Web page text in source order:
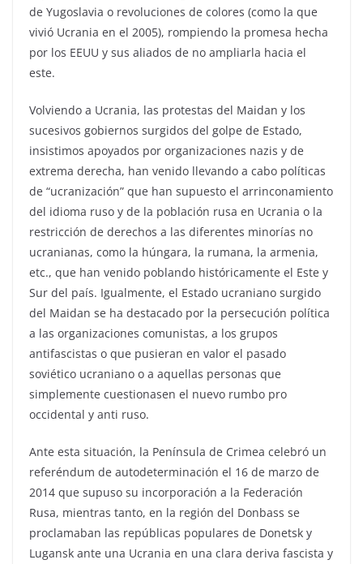
de Yugoslavia o revoluciones de colores (como la que
vivió Ucrania en el 2005), rompiendo la promesa hecha
por los EEUU y sus aliados de no ampliarla hacia el
este.
Volviendo a Ucrania, las protestas del Maidan y los
sucesivos gobiernos surgidos del golpe de Estado,
insistimos apoyados por organizaciones nazis y de
extrema derecha, han venido llevando a cabo políticas
de “ucranización” que han supuesto el arrinconamiento
del idioma ruso y de la población rusa en Ucrania o la
restricción de derechos a las diferentes minorías no
ucranianas, como la húngara, la rumana, la armenia,
etc., que han venido poblando históricamente el Este y
Sur del país. Igualmente, el Estado ucraniano surgido
del Maidan se ha destacado por la persecución política
a las organizaciones comunistas, a los grupos
antifascistas o que pusieran en valor el pasado
soviético ucraniano o a aquellas personas que
simplemente cuestionasen el nuevo rumbo pro
occidental y anti ruso.
Ante esta situación, la Península de Crimea celebró un
referéndum de autodeterminación el 16 de marzo de
2014 que supuso su incorporación a la Federación
Rusa, mientras tanto, en la región del Donbass se
proclamaban las repúblicas populares de Donetsk y
Lugansk ante una Ucrania en una clara deriva fascista y